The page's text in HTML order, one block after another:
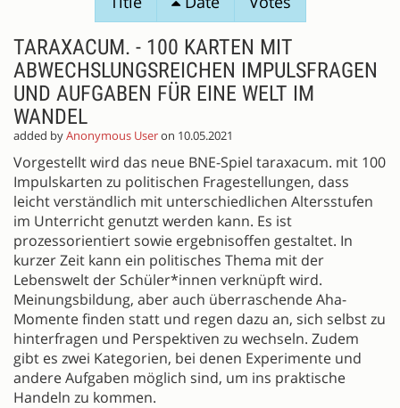
TARAXACUM. - 100 KARTEN MIT
ABWECHSLUNGSREICHEN IMPULSFRAGEN
UND AUFGABEN FÜR EINE WELT IM
WANDEL
added byAnonymous Useron 10.05.2021
Vorgestellt wird das neue BNE-Spiel taraxacum. mit 100
Impulskarten zu politischen Fragestellungen, dass
leicht verständlich mit unterschiedlichen Altersstufen
im Unterricht genutzt werden kann. Es ist
prozessorientiert sowie ergebnisoffen gestaltet. In
kurzer Zeit kann ein politisches Thema mit der
Lebenswelt der Schüler*innen verknüpft wird.
Meinungsbildung, aber auch überraschende Aha-
Momente finden statt und regen dazu an, sich selbst zu
hinterfragen und Perspektiven zu wechseln. Zudem
gibt es zwei Kategorien, bei denen Experimente und
andere Aufgaben möglich sind, um ins praktische
Handeln zu kommen.